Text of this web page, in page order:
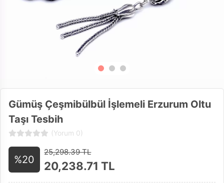
Gümüş Çeşmibülbül İşlemeli Erzurum Oltu
Taşı Tesbih
(Yorum 0)
%20
25,298.39 TL
20,238.71 TL